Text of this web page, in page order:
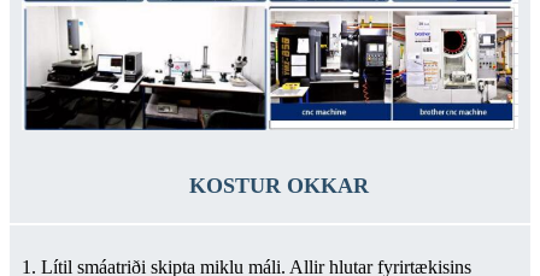
KOSTUR OKKAR
1. Lítil smáatriði skipta miklu máli. Allir hlutar fyrirtækisins